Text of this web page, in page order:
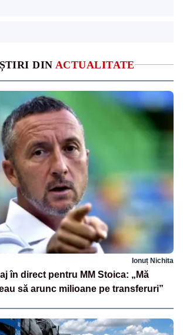
DIN ACTUALITATE
Ionuț Nichita
în direct pentru MM Stoica: „Mă
să arunc milioane pe transferuri”